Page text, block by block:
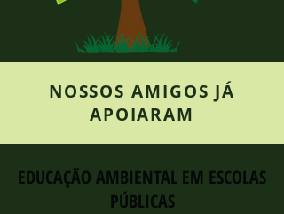
NOSSOS AMIGOS JÁ
APOIARAM
EDUCAÇÃO AMBIENTAL EM ESCOLAS
PÚBLICAS